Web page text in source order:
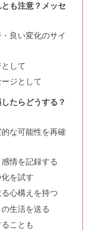
とも注意？メッセ
良い変化のサイ
して
ジとして
たらどうする？
な可能性を再確
情を記録する
を試す
心構えを持つ
生活を送る
ことも